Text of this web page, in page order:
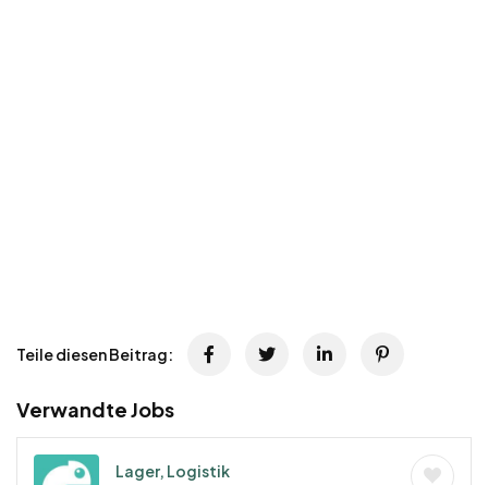
Teile diesen Beitrag:
Verwandte Jobs
Lager, Logistik